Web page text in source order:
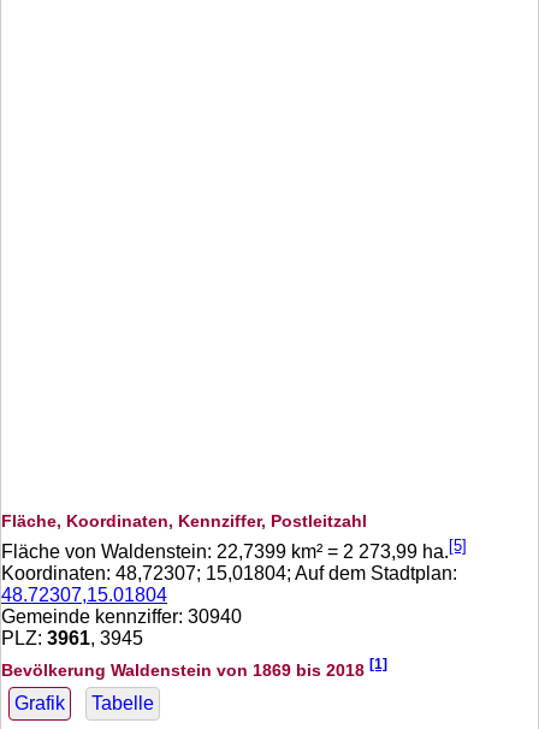
Fläche, Koordinaten, Kennziffer, Postleitzahl
Fläche von Waldenstein: 22,7399 km² = 2 273,99 ha. [5]
Koordinaten: 48,72307; 15,01804; Auf dem Stadtplan:
48.72307,15.01804
Gemeinde kennziffer: 30940
PLZ: 3961, 3945
Bevölkerung Waldenstein von 1869 bis 2018 [1]
Grafik Tabelle